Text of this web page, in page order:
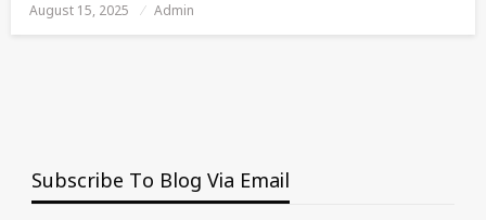
Posted
On
August 15, 2025 Admin
Subscribe To Blog Via Email